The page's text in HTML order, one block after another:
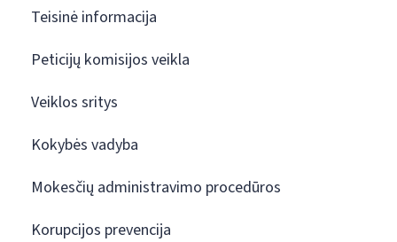
Teisinė informacija
Peticijų komisijos veikla
Veiklos sritys
Kokybės vadyba
Mokesčių administravimo procedūros
Korupcijos prevencija